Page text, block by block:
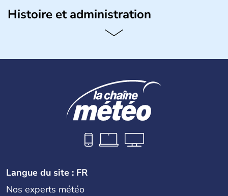
Histoire et administration
Le rhum et la bière font partie des traditions de l’
des symboles de l’île, c’est ledodo, ce fameux oiseau
Maurice… qui aurait inspiréLewis Carollpour « Alice au
Pays des Merveilles ».
Langue du site : FR
Nos experts météo